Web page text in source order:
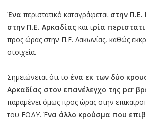
Ένα περιστατικό καταγράφεταιστην Π.Ε.
στην Π.Ε. Αρκαδίας και τρία
προς ώρας στην Π.Ε. Λακωνίας, καθώς
στοιχεία.
Σημειώνεται ότι το ένα εκ των δύο
Αρκαδίας στον επανέλεγχο της pcr
παραμένει όμως προς ώρας στην
του ΕΟΔΥ. Ένα άλλο κρούσμα που